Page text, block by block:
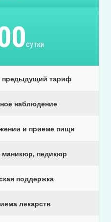
сутки
предыдущий тариф
наблюдение
и приеме пищи
маникюр, педикюр
поддержка
лекарств